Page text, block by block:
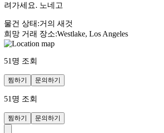
려가세요. 노네고
물건 상태 :거의 새것
희망 거래 장소:Westlake, Los Angeles
51 명 조회
찜하기 문의하기
51 명 조회
찜하기 문의하기